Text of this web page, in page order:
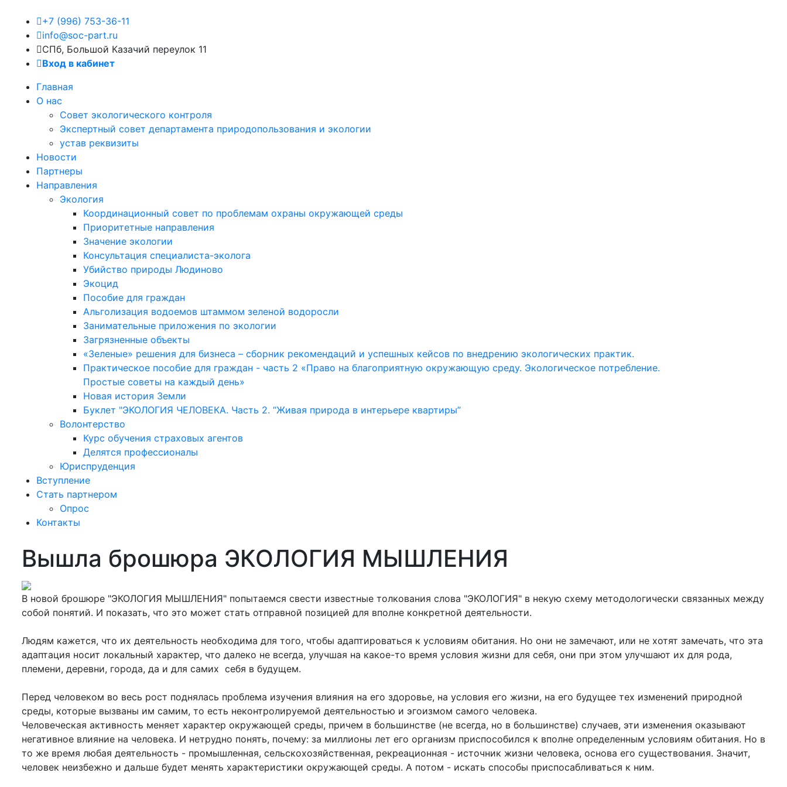
+7 (996) 753-36-11
info@soc-part.ru
СПб, Большой Казачий переулок 11
Вход в кабинет
Главная
О нас
Совет экологического контроля
Экспертный совет департамента природопользования и экологии
устав реквизиты
Новости
Партнеры
Направления
Экология
Координационный совет по проблемам охраны окружающей среды
Приоритетные направления
Значение экологии
Консультация специалиста-эколога
Убийство природы Людиново
Экоцид
Пособие для граждан
Альголизация водоемов штаммом зеленой водоросли
Занимательные приложения по экологии
Загрязненные объекты
«Зеленые» решения для бизнеса – сборник рекомендаций и успешных кейсов по внедрению экологических практик.
Практическое пособие для граждан - часть 2 «Право на благоприятную окружающую среду. Экологическое потребление.
Простые советы на каждый день»
Новая история Земли
Буклет "ЭКОЛОГИЯ ЧЕЛОВЕКА. Часть 2. “Живая природа в интерьере квартиры”
Волонтерство
Курс обучения страховых агентов
Делятся профессионалы
Юриспруденция
Вступление
Стать партнером
Опрос
Контакты
Вышла брошюра ЭКОЛОГИЯ МЫШЛЕНИЯ
В новой брошюре "ЭКОЛОГИЯ МЫШЛЕНИЯ" попытаемся свести известные толкования слова "ЭКОЛОГИЯ" в некую схему методологически связанных между
собой понятий. И показать, что это может стать отправной позицией для вполне конкретной деятельности.
Людям кажется, что их деятельность необходима для того, чтобы адаптироваться к условиям обитания. Но они не замечают, или не хотят замечать, что эта
адаптация носит локальный характер, что далеко не всегда, улучшая на какое-то время условия жизни для себя, они при этом улучшают их для рода,
племени, деревни, города, да и для самих себя в будущем.
Перед человеком во весь рост поднялась проблема изучения влияния на его здоровье, на условия его жизни, на его будущее тех изменений природной
среды, которые вызваны им самим, то есть неконтролируемой деятельностью и эгоизмом самого человека.
Человеческая активность меняет характер окружающей среды, причем в большинстве (не всегда, но в большинстве) случаев, эти изменения оказывают
негативное влияние на человека. И нетрудно понять, почему: за миллионы лет его организм приспособился к вполне определенным условиям обитания. Но в
то же время любая деятельность - промышленная, сельскохозяйственная, рекреационная - источник жизни человека, основа его существования. Значит,
человек неизбежно и дальше будет менять характеристики окружающей среды. А потом - искать способы приспосабливаться к ним.